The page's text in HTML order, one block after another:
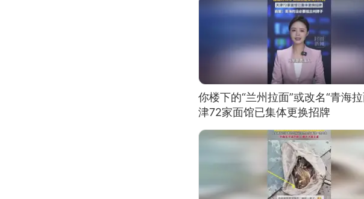
你楼下的“兰州拉面”或改名“青海
津72家面馆已集体更换招牌